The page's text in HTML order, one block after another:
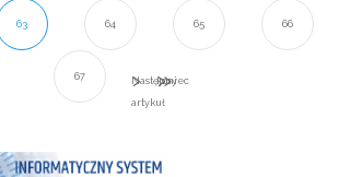
63 64 65 66
67
Następny
artykuł
koniec